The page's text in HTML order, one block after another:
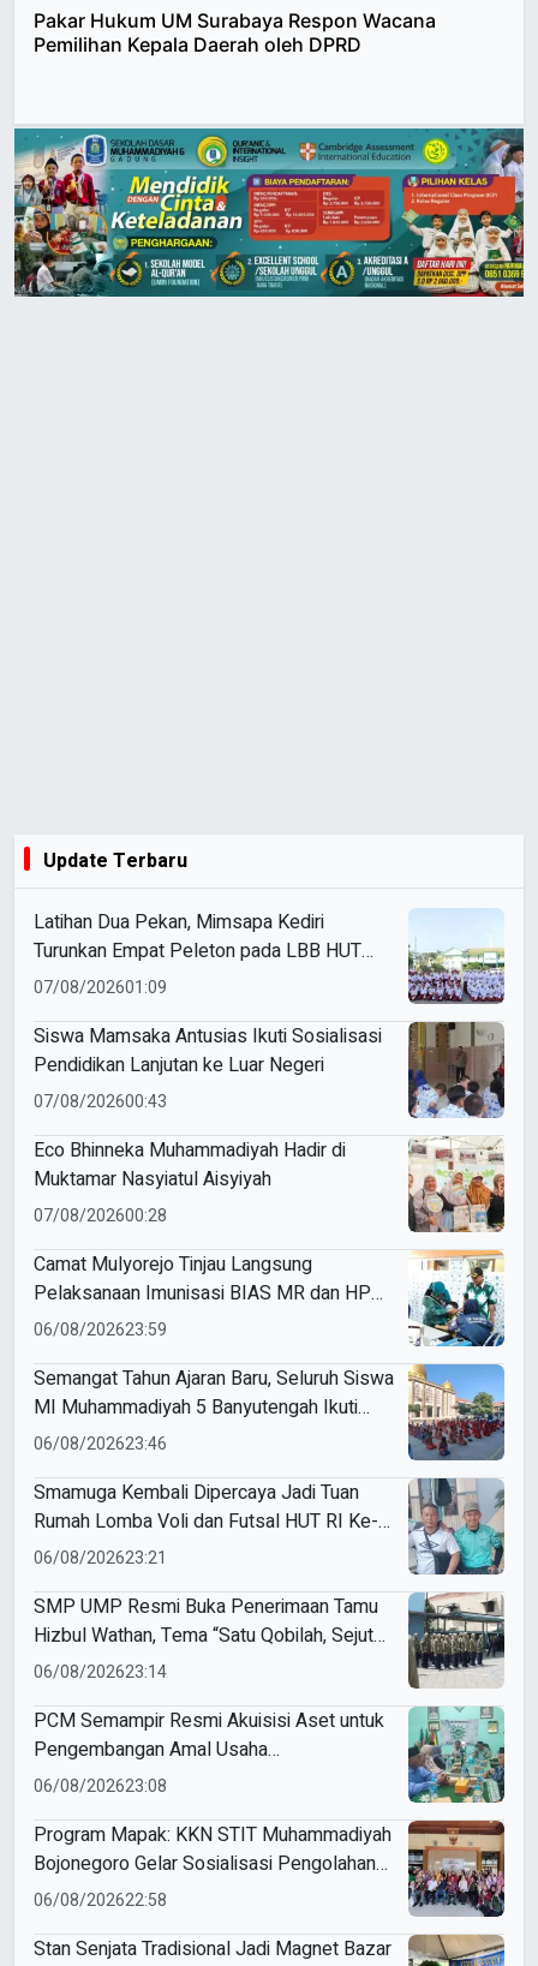
Pakar Hukum UM Surabaya Respon Wacana
Pemilihan Kepala Daerah oleh DPRD
Update Terbaru
Latihan Dua Pekan, Mimsapa Kediri
Turunkan Empat Peleton pada LBB HUT
Ke-81 RI Kecamatan Pare
07/08/202601:09
Siswa Mamsaka Antusias Ikuti Sosialisasi
Pendidikan Lanjutan ke Luar Negeri
07/08/202600:43
Eco Bhinneka Muhammadiyah Hadir di
Muktamar Nasyiatul Aisyiyah
07/08/202600:28
Camat Mulyorejo Tinjau Langsung
Pelaksanaan Imunisasi BIAS MR dan HPV
di SD Muhammadiyah 18 Surabaya
06/08/202623:59
Semangat Tahun Ajaran Baru, Seluruh Siswa
MI Muhammadiyah 5 Banyutengah Ikuti
Latihan Tapak Suci Perdana
06/08/202623:46
Smamuga Kembali Dipercaya Jadi Tuan
Rumah Lomba Voli dan Futsal HUT RI Ke-
81 Kecamatan Tulangan
06/08/202623:21
SMP UMP Resmi Buka Penerimaan Tamu
Hizbul Wathan, Tema “Satu Qobilah, Sejuta
Cerita” Curi Perhatian
06/08/202623:14
PCM Semampir Resmi Akuisisi Aset untuk
Pengembangan Amal Usaha
Muhammadiyah
06/08/202623:08
Program Mapak: KKN STIT Muhammadiyah
Bojonegoro Gelar Sosialisasi Pengolahan
Sampah
06/08/202622:58
Stan Senjata Tradisional Jadi Magnet Bazar